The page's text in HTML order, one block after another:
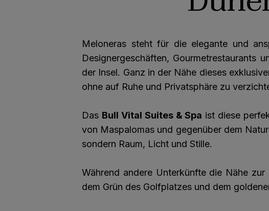
Meloneras steht für die elegante und
Designergeschäften, Gourmetrestaurants
der Insel. Ganz in der Nähe dieses
ohne auf Ruhe und Privatsphäre zu
Das Bull Vital Suites & Spa ist diese
von Maspalomas und gegenüber dem
sondern Raum, Licht und Stille.
Während andere Unterkünfte die Nähe
dem Grün des Golfplatzes und dem